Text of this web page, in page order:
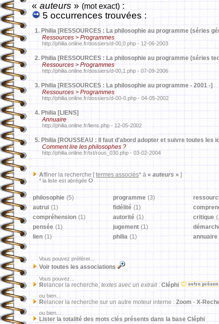
«auteurs »(mot exact) :
5 occurrences trouvées :
1. Philia [RESSOURCES : La philosophie au programme (séries
Ressources > Programmes
http://philia.online.fr/dossiers/d-00,0.php - 12-06-2003
2. Philia [RESSOURCES : La philosophie au programme (séries
Ressources > Programmes
http://philia.online.fr/dossiers/d-00,1.php - 07-09-2006
3. Philia [RESSOURCES : La philosophie au programme - 2001 -]
Ressources > Programmes
http://philia.online.fr/dossiers/d-00-0.php - 04-05-2002
4. Philia [LIENS]
Annuaire
http://philia.online.fr/liens.php - 12-05-2002
5. Philia [ROUSSEAU : Il faut d'abord adopter et suivre toutes les
Comment lire les philosophes ?
http://philia.online.fr/txt/rous_030.php - 03-02-2004
Affiner la recherche [ termes associés* à « auteurs » ]
* la liste est abrégée
philosophie (5) programme (3)
autrui (1) fidélité (1)
compréhension (1) autorité (1) critique
pensée (1) jugement (1)
lien (1) philia (1) annuaire
Vous pouvez préférer...
Voir toutes les associations
Vous pouvez...
Relancer la recherche, textes avec un extrait: Cléphi
ou bien...
Relancer la recherche sur un autre moteur interne : Zoom - X-
ou bien...
Lister la totalité des mots clés présents dans la base Cléphi